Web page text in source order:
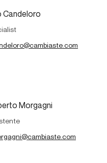
Candeloro
Morgagni